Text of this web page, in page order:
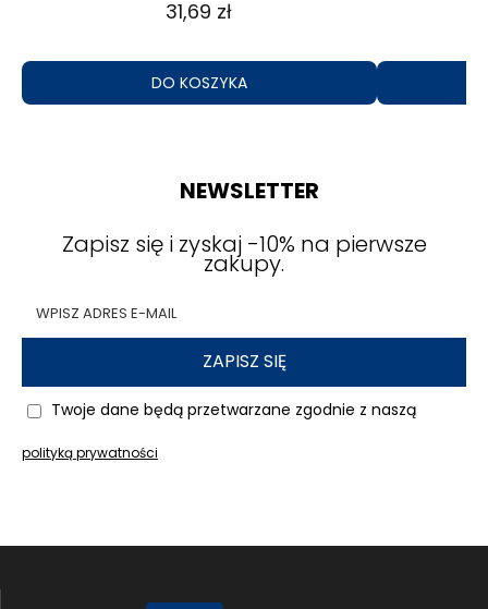
31,69 zł
DO KOSZYKA
NEWSLETTER
Zapisz się i zyskaj -10% na pierwsze
zakupy.
ZAPISZ SIĘ
Twoje dane będą przetwarzane zgodnie z naszą
polityką prywatności